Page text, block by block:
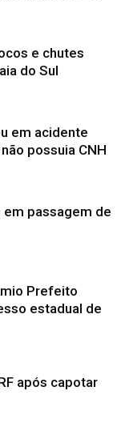
e chutes
do Sul
em acidente
possuia CNH
passagem de
Prefeito
estadual de
após capotar